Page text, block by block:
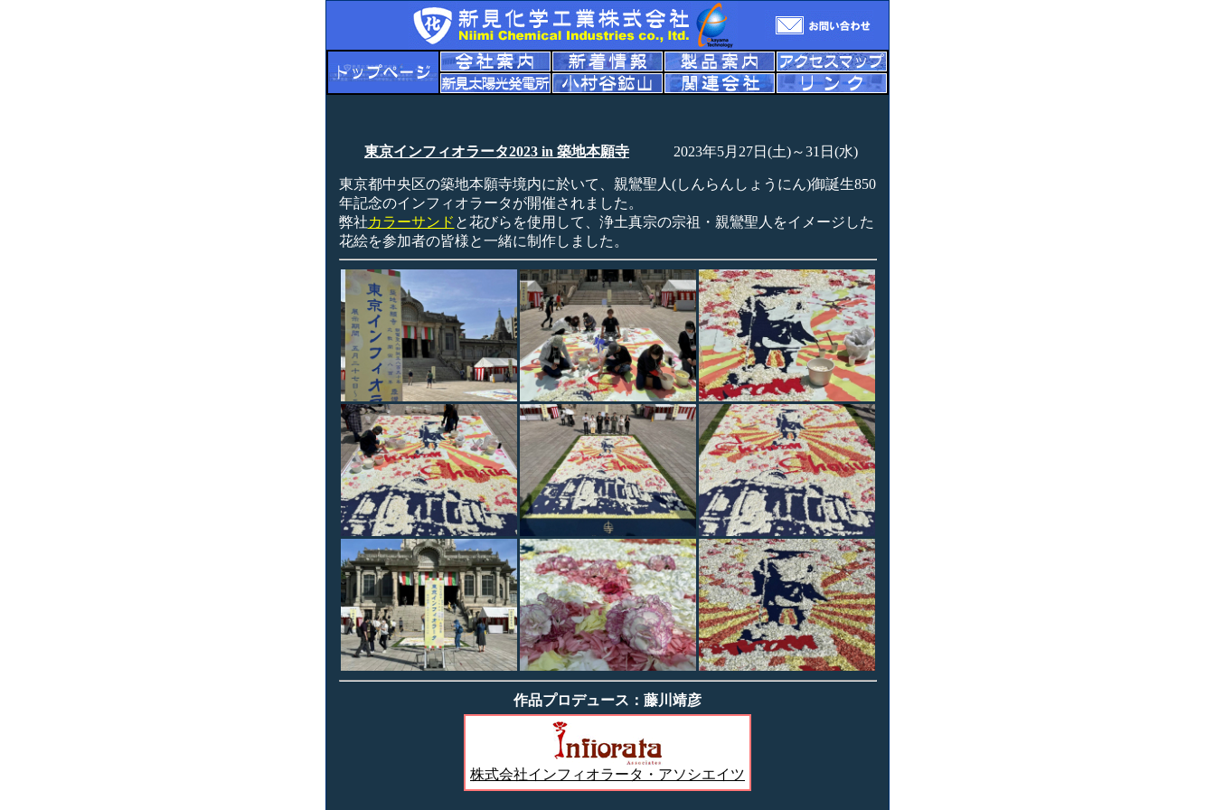
東京インフィオラータ2023 in 築地本願寺 2023年5月27日(土)～31日(水)
東京都中央区の築地本願寺境内に於いて、親鸞聖人(しんらんしょうにん)御誕生850
年記念のインフィオラータが開催されました。
弊社カラーサンド と花びらを使用して、浄土真宗の宗祖・親鸞聖人をイメージした
花絵を参加者の皆様と一緒に制作しました。
作品プロデュース：藤川靖彦
株式会社インフィオラータ・アソシエイツ